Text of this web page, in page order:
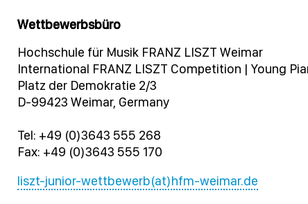
Wettbewerbsbüro
Hochschule für Musik FRANZ LISZT Weimar
International FRANZ LISZT Competition | Young
Platz der Demokratie 2/3
D-99423 Weimar, Germany
Tel: +49 (0)3643 555 268
Fax: +49 (0)3643 555 170
liszt-junior-wettbewerb(at)hfm-weimar.de